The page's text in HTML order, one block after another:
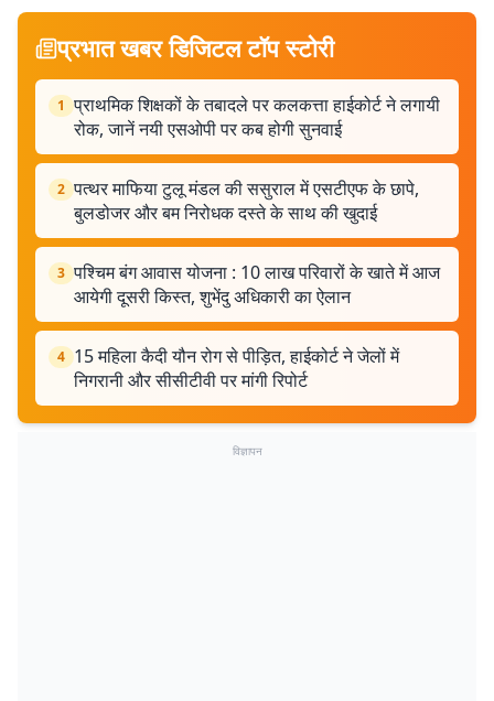
प्रभात खबर डिजिटल टॉप स्टोरी
1 प्राथमिक शिक्षकों के तबादले पर कलकत्ता हाईकोर्ट ने लगायी
रोक, जानें नयी एसओपी पर कब होगी सुनवाई
2 पत्थर माफिया टुलू मंडल की ससुराल में एसटीएफ के छापे,
बुलडोजर और बम निरोधक दस्ते के साथ की खुदाई
3 पश्चिम बंग आवास योजना : 10 लाख परिवारों के खाते में आज
आयेगी दूसरी किस्त, शुभेंदु अधिकारी का ऐलान
4 15 महिला कैदी यौन रोग से पीड़ित, हाईकोर्ट ने जेलों में
निगरानी और सीसीटीवी पर मांगी रिपोर्ट
विज्ञापन